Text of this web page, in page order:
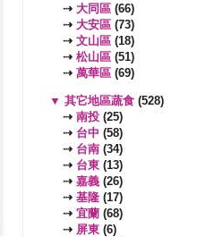
⇢ 大同區 (66)
⇢ 大安區 (73)
⇢ 文山區 (18)
⇢ 松山區 (51)
⇢ 萬華區 (69)
▼ 其它地區蔬食 (528)
⇢ 南投 (25)
⇢ 台中 (58)
⇢ 台南 (34)
⇢ 台東 (13)
⇢ 嘉義 (26)
⇢ 基隆 (17)
⇢ 宜蘭 (68)
⇢ 屏東 (6)